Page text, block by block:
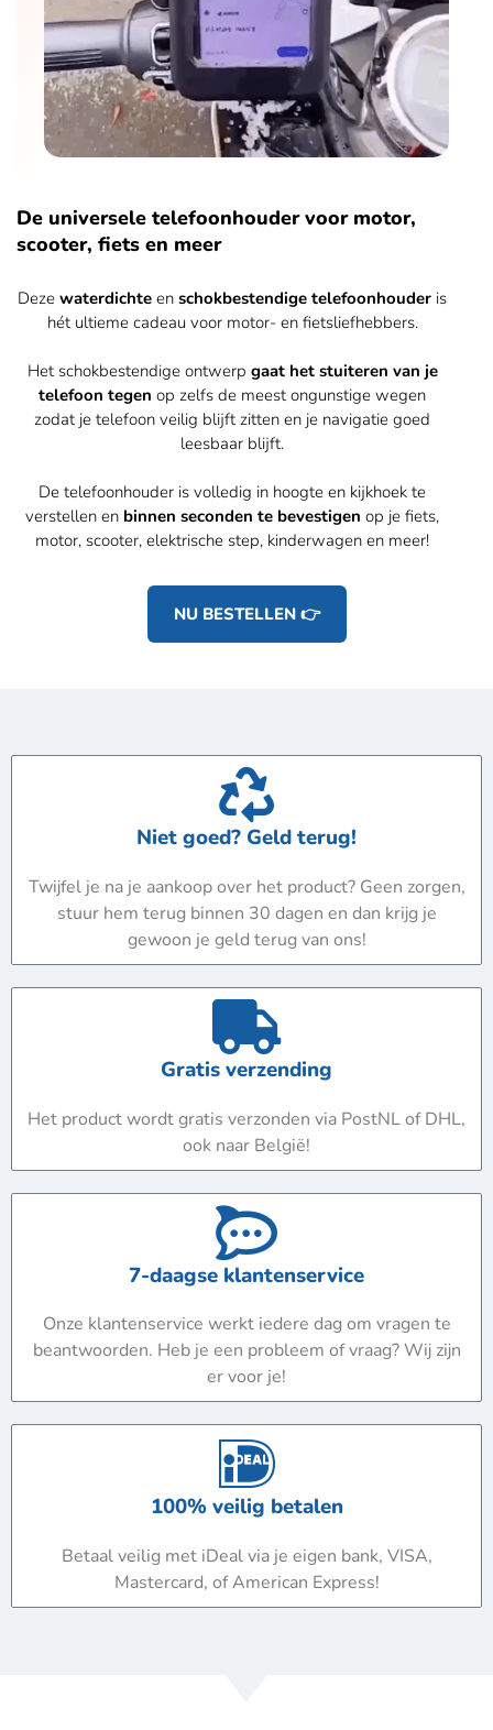
De universele telefoonhouder voor motor,
scooter, fiets en meer
Dezewaterdichte enschokbestendige telefoonhouder is
hét ultieme cadeau voor motor- en fietsliefhebbers.
Het schokbestendige ontwerp gaat het stuiteren van je
telefoon tegen op zelfs de meest ongunstige wegen
zodat je telefoon veilig blijft zitten en je navigatie goed
leesbaar blijft.
De telefoonhouder is volledig in hoogte en kijkhoek te
verstellen en binnen seconden te bevestigen op je fiets,
motor, scooter, elektrische step, kinderwagen en meer!
NU BESTELLEN 👉
Niet goed? Geld terug!
Twijfel je na je aankoop over het product? Geen zorgen,
stuur hem terug binnen 30 dagen en dan krijg je
gewoon je geld terug van ons!
Gratis verzending
Het product wordt gratis verzonden via PostNL of DHL,
ook naar België!
7-daagse klantenservice
Onze klantenservice werkt iedere dag om vragen te
beantwoorden. Heb je een probleem of vraag? Wij zijn
er voor je!
100% veilig betalen
Betaal veilig met iDeal via je eigen bank, VISA,
Mastercard, of American Express!